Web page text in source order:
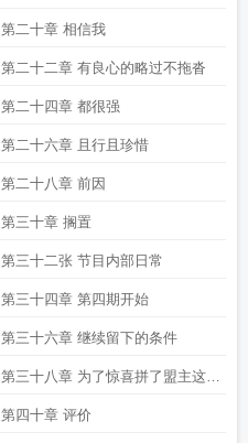
第二十章 相信我
第二十二章 有良心的略过不拖沓
第二十四章 都很强
第二十六章 且行且珍惜
第二十八章 前因
第三十章 搁置
第三十二张 节目内部日常
第三十四章 第四期开始
第三十六章 继续留下的条件
第三十八章 为了惊喜拼了盟主这货
要逆天啊加更
第四十章 评价